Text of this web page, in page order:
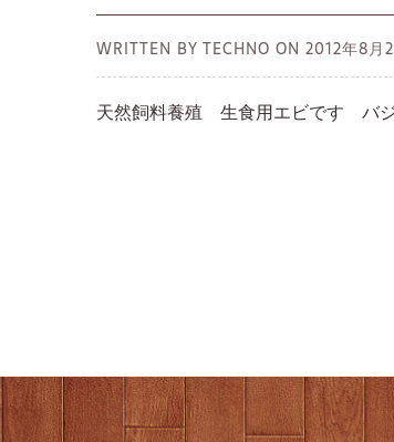
WRITTEN BY TECHNO ON 2012年8月
天然飼料養殖 生食用エビです バ